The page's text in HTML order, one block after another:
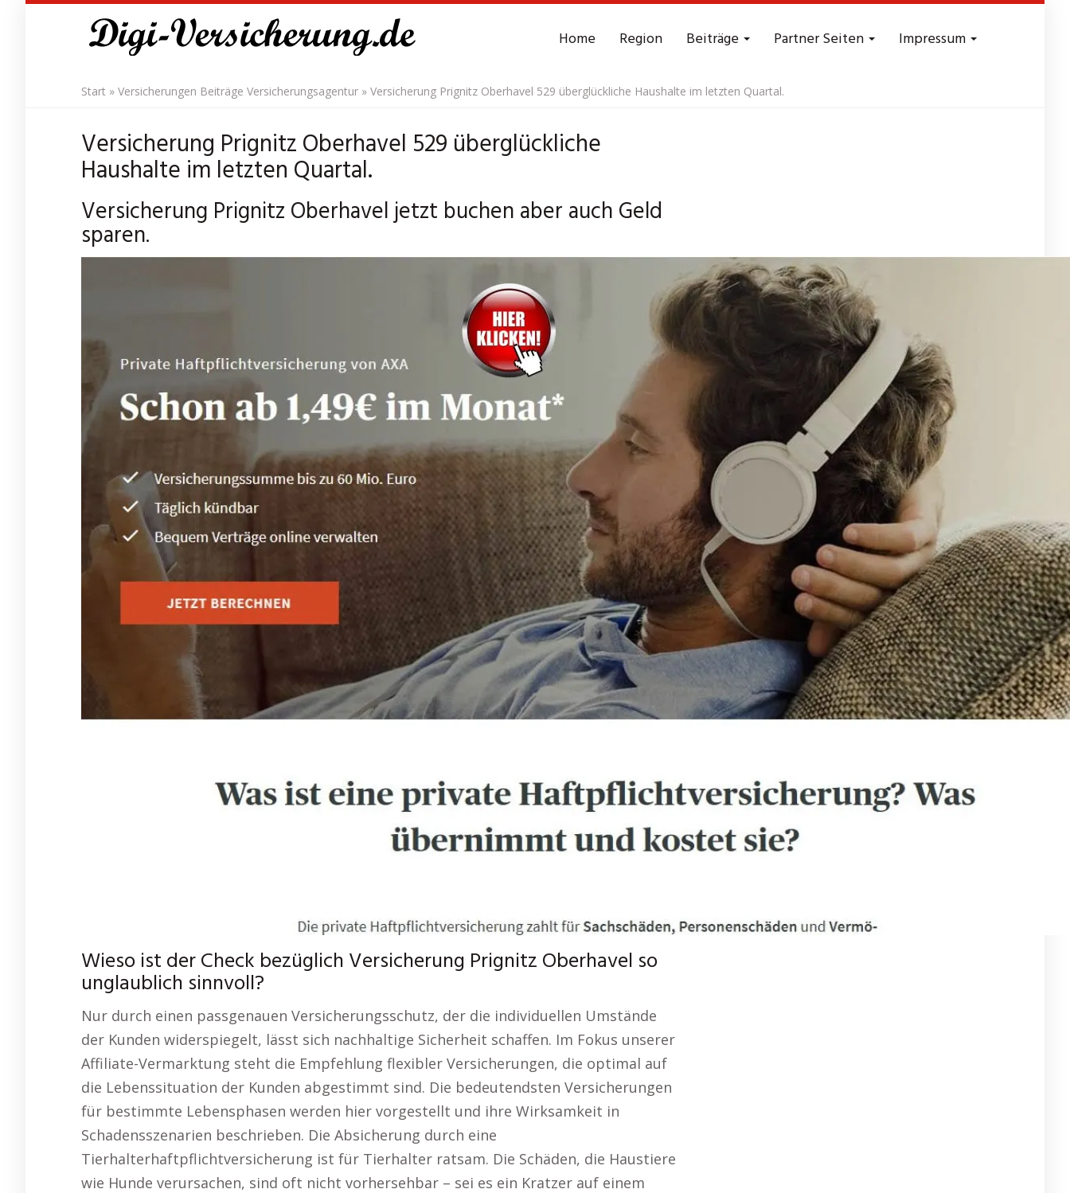
Home Region Beiträge Partner Seiten Impressum
Start » Versicherungen Beiträge Versicherungsagentur » Versicherung Prignitz Oberhavel 529 überglückliche Haushalte im letzten Quartal.
Versicherung Prignitz Oberhavel 529 überglückliche
Haushalte im letzten Quartal.
Versicherung Prignitz Oberhavel jetzt buchen aber auch Geld
sparen.
Wieso ist der Check bezüglich Versicherung Prignitz Oberhavel so
unglaublich sinnvoll?
Nur durch einen passgenauen Versicherungsschutz, der die individuellen Umstände
der Kunden widerspiegelt, lässt sich nachhaltige Sicherheit schaffen. Im Fokus unserer
Affiliate-Vermarktung steht die Empfehlung flexibler Versicherungen, die optimal auf
die Lebenssituation der Kunden abgestimmt sind. Die bedeutendsten Versicherungen
für bestimmte Lebensphasen werden hier vorgestellt und ihre Wirksamkeit in
Schadensszenarien beschrieben. Die Absicherung durch eine
Tierhalterhaftpflichtversicherung ist für Tierhalter ratsam. Die Schäden, die Haustiere
wie Hunde verursachen, sind oft nicht vorhersehbar – sei es ein Kratzer auf einem